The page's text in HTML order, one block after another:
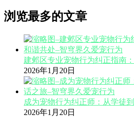
浏览最多的文章
建邺区专业宠物行为纠正指南
2026年1月20日
成为宠物行为纠正师：从学徒
2026年1月20日